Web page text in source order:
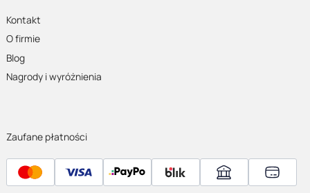
Kontakt
O firmie
Blog
Nagrody i wyróżnienia
Zaufane płatności